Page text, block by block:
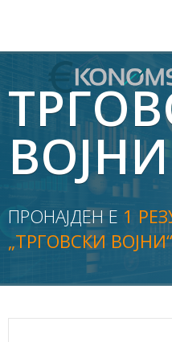
АКТУЕЛНО
ЕКОНОМИЈА
ФИНАНСИИ
БАНКАРСТВО
ЖИВОТ
МОЗАИК
ВОЈНИ
ПРОНАЈДЕН Е 1
„ТРГОВСКИ ВОЈНИ“